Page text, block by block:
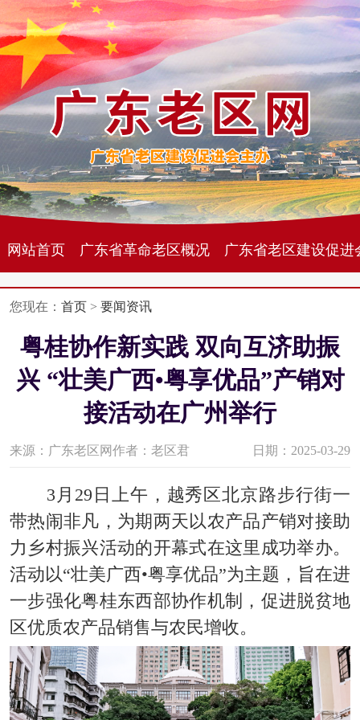
网站首页 广东省革命老区概况 广东省老区建设促进
您现在： 首页> 要闻资讯
粤桂协作新实践 双向互济助振
兴 “壮美广西•粤享优品”产销对
接活动在广州举行
来源：广东老区网作者：老区君 日期：2025-03-29
3 月 29日上午， 越秀区北京路步行街一
带热闹非凡，为期两天以农产品产销对接助
力乡村振兴活动的开幕式在这里成功举办。
活动以“壮美广西•粤享优品”为主题，旨在进
一步强化粤桂东西部协作机制，促进脱贫地
区优质农产品销售与农民增收。